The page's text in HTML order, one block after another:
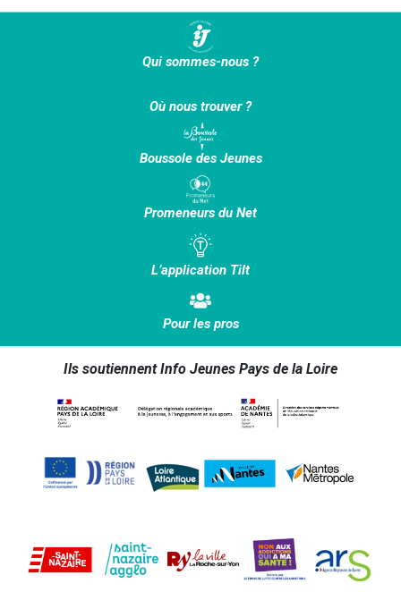
Qui sommes-nous ?
Où nous trouver ?
Boussole des Jeunes
Promeneurs du Net
L’application Tilt
Pour les pros
Ils soutiennent Info Jeunes Pays de la Loire